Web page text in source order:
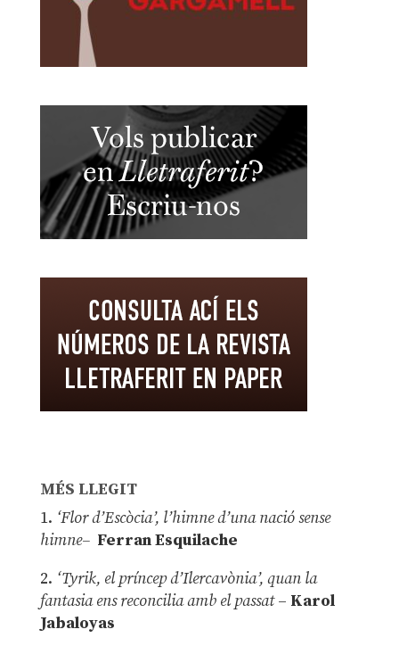
MÉS LLEGIT
1. ‘Flor d’Escòcia’, l’himne d’una nació sense
himne– Ferran Esquilache
2. ‘Tyrik, el príncep d’Ilercavònia’, quan la
fantasia ens reconcilia amb el passat– Karol
Jabaloyas